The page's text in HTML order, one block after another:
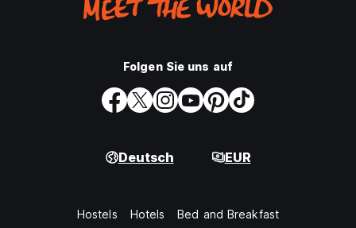
Folgen Sie uns auf
Deutsch EUR
Hostels Hotels Bed and Breakfast